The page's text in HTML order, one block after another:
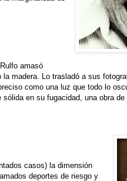
amasó
madera. Lo trasladó a sus
como una luz que todo lo
en su fugacidad, una obra de
casos) la dimensión
deportes de riesgo y